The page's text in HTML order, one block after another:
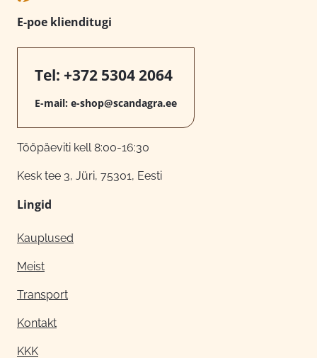
E-poe klienditugi
Tel: +372 5304 2064
E-mail: e-shop@scandagra.ee
Tööpäeviti kell 8:00-16:30
Kesk tee 3, Jüri, 75301, Eesti
Lingid
Kauplused
Meist
Transport
Kontakt
KKK